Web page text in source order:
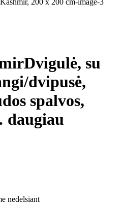
Dvigulė, su
dvipusė,
spalvos,
daugiau
nedelsiant